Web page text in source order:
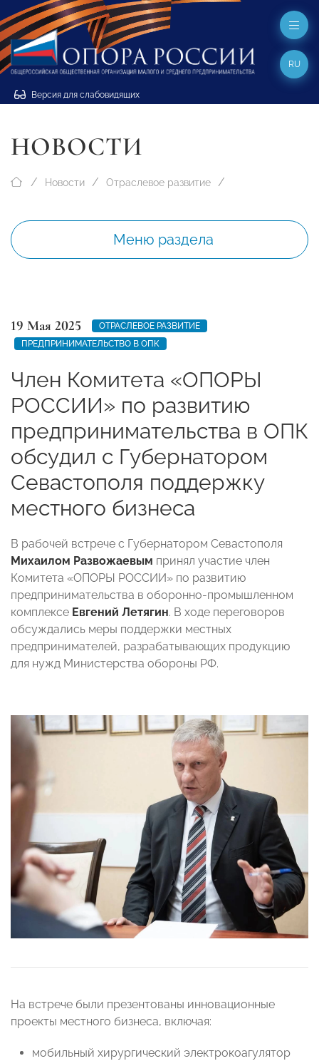
Версия для слабовидящих
RU
НОВОСТИ
Новости Отраслевое развитие
Меню раздела
19 Мая 2025
ОТРАСЛЕВОЕ РАЗВИТИЕ
ПРЕДПРИНИМАТЕЛЬСТВО В ОПК
Член Комитета «ОПОРЫ
РОССИИ» по развитию
предпринимательства в ОПК
обсудил с Губернатором
Севастополя поддержку
местного бизнеса
В рабочей встрече с Губернатором Севастополя
Михаилом Развожаевым принял участие член
Комитета «ОПОРЫ РОССИИ» по развитию
предпринимательства в оборонно-промышленном
комплексе Евгений Летягин. В ходе переговоров
обсуждались меры поддержки местных
предпринимателей, разрабатывающих продукцию
для нужд Министерства обороны РФ.
На встрече были презентованы инновационные
проекты местного бизнеса, включая:
мобильный хирургический электрокоагулятор